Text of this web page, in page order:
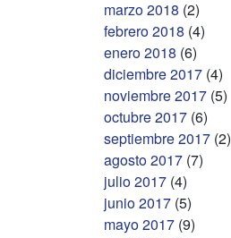
marzo 2018 (2)
febrero 2018 (4)
enero 2018 (6)
diciembre 2017 (4)
noviembre 2017 (5)
octubre 2017 (6)
septiembre 2017 (2)
agosto 2017 (7)
julio 2017 (4)
junio 2017 (5)
mayo 2017 (9)